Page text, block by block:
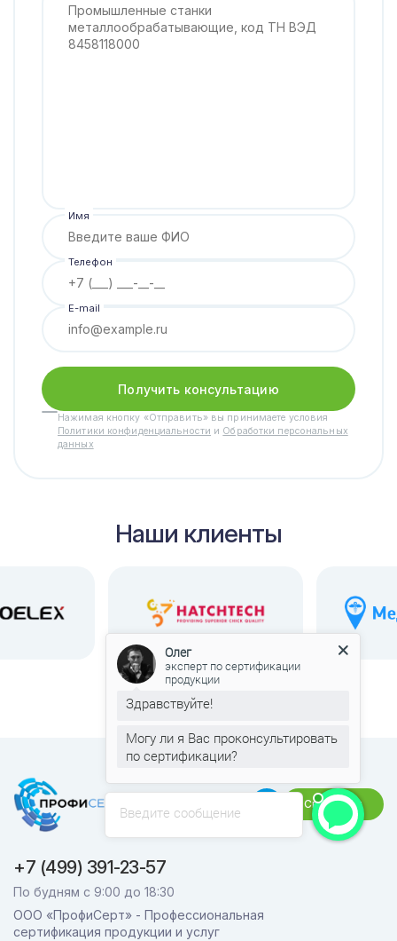
Имя
Телефон
E-mail
Нажимая кнопку «Отправить» вы принимаете условия
Политики конфиденциальности и Обработки персональных
данных
Получить консультацию
Наши клиенты
+7 (499) 391-23-57
По будням с 9:00 до 18:30
ООО «ПрофиСерт» - Профессиональная
сертификация продукции и услуг
Связаться
Введите сообщение
Олег
эксперт по сертификации
продукции
Здравствуйте!
Могу ли я Вас проконсультировать
по сертификации?